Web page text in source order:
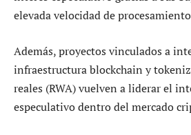
elevada velocidad de
Además, proyectos vinculados a
infraestructura blockchain y
reales (RWA) vuelven a liderar el
especulativo dentro del mercado